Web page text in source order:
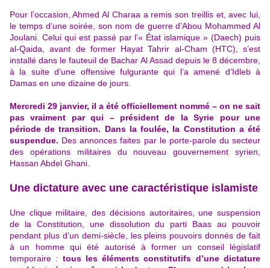
Pour l’occasion,Ahmed Al Charaa a remis son treilliset, avec lui,
le temps d’une soirée, son nom de guerre d’Abou Mohammed Al
Joulani. Celui qui est passé par l’« État islamique » (Daech) puis
al-Qaida, avant de former Hayat Tahrir al-Cham (HTC), s’est
installé dans le fauteuil de Bachar Al Assad depuis le 8 décembre,
à la suite d’une offensive fulgurante qui l’a amené d’Idleb à
Damas en une dizaine de jours.
Mercredi 29 janvier, il a été officiellement nommé – on ne sait
pas vraiment par qui – président de la Syrie pour une
période de transition. Dans la foulée, la Constitution a été
suspendue. Des annonces faites par le porte-parole du secteur
des opérations militaires du nouveau gouvernement syrien,
Hassan Abdel Ghani.
Une dictature avec une caractéristique islamiste
Une clique militaire, des décisions autoritaires, une suspension
de la Constitution, une dissolution du parti Baas au pouvoir
pendant plus d’un demi-siècle, les pleins pouvoirs donnés de fait
à un homme qui été autorisé à former un conseil législatif
temporaire : tous les éléments constitutifs d’une dictature